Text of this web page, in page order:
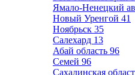
Ямало-Ненецкий
Новый Уренгой 41
Ноябрьск 35
Салехард 13
Абай область 96
Семей 96
Сахалинская